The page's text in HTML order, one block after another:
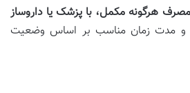
هرگونه مکمل، با پزشک یا داروساز
و مدت زمان مناسب بر اساس وضعیت